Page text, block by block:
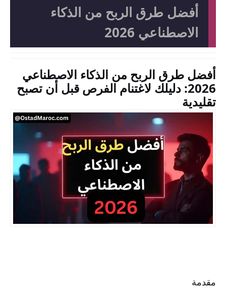
أفضل طرق الربح من الذكاء
الاصطناعي 2026
أفضل طرق الربح من الذكاء الاصطناعي
2026: دليلك لاغتنام الفرص قبل أن تصبح
تقليدية
مقدمة